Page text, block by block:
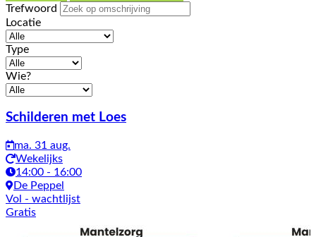
Trefwoord
Locatie
Type
Wie?
Activiteiten
Schilderen met Loes
ma. 31 aug.
Wekelijks
14:00 - 16:00
De Peppel
Vol - wachtlijst
Gratis